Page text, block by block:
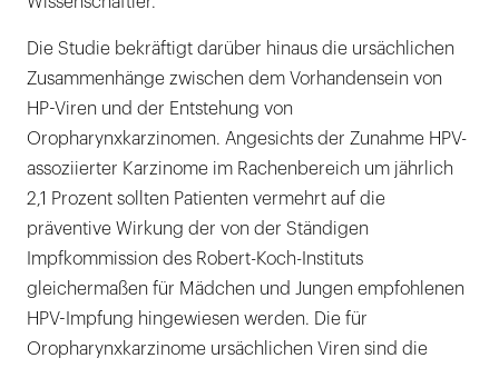
Die Studie bekräftigt darüber hinaus die ursächlichen
Zusammenhänge zwischen dem Vorhandensein von
HP-Viren und der Entstehung von
Oropharynxkarzinomen. Angesichts der Zunahme HPV-
assoziierter Karzinome im Rachenbereich um jährlich
2,1 Prozent sollten Patienten vermehrt auf die
präventive Wirkung der von der Ständigen
Impfkommission des Robert-Koch-Instituts
gleichermaßen für Mädchen und Jungen empfohlenen
HPV-Impfung hingewiesen werden. Die für
Oropharynxkarzinome ursächlichen Viren sind die